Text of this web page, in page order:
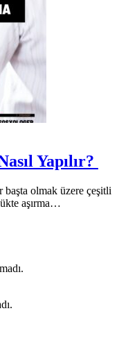
Yapılır?
başta olmak üzere çeşitli
aşırma…